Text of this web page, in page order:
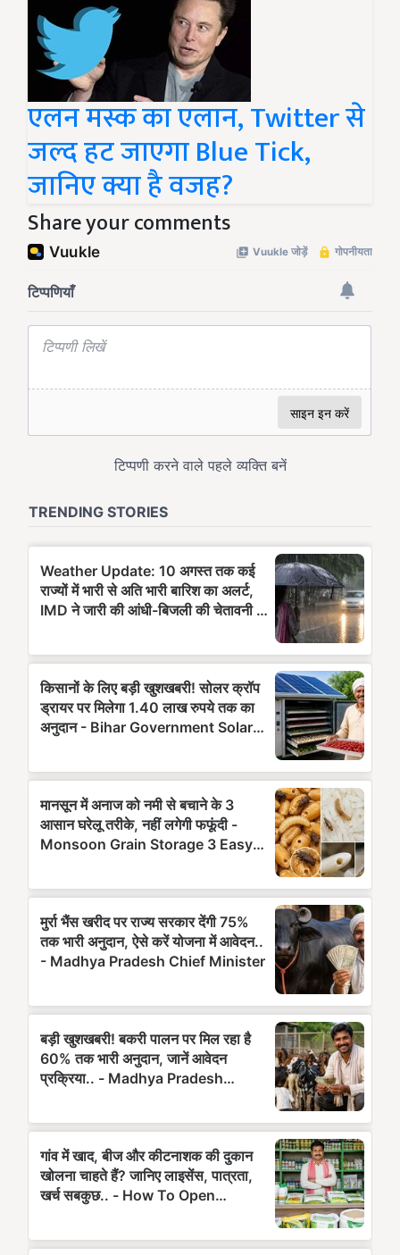
एलन मस्क का एलान, Twitter से
जल्द हट जाएगा Blue Tick,
जानिए क्या है वजह?
Share your comments